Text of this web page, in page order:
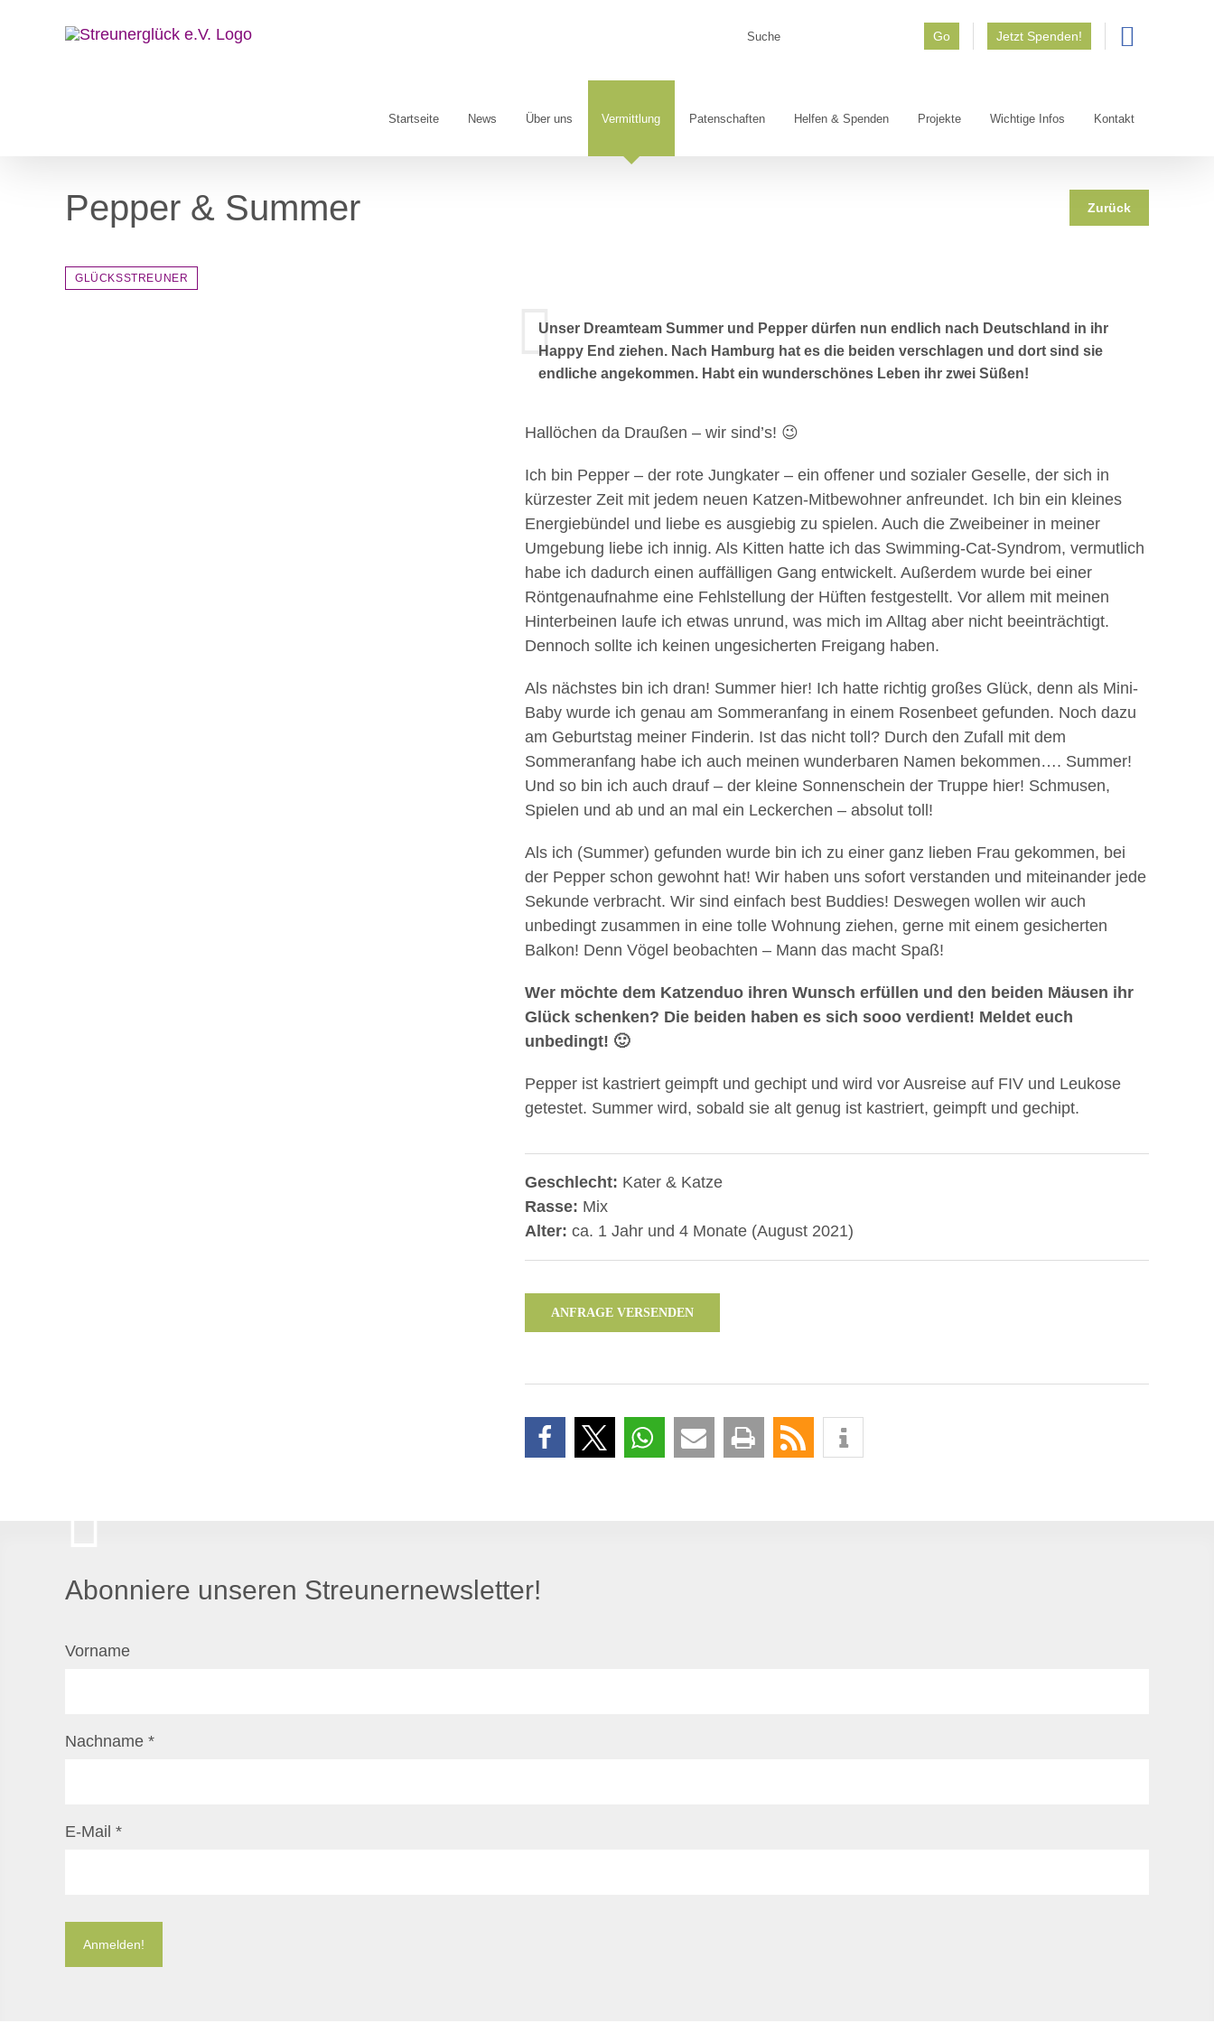
Go Jetzt Spenden!
Startseite News Über uns Vermittlung Patenschaften Helfen & Spenden Projekte Wichtige Infos Kontakt
Pepper & Summer Zurück
GLÜCKSSTREUNER
Unser Dreamteam Summer und Pepper dürfen nun endlich nach Deutschland in ihr
Happy End ziehen. Nach Hamburg hat es die beiden verschlagen und dort sind sie
endliche angekommen. Habt ein wunderschönes Leben ihr zwei Süßen!
Hallöchen da Draußen – wir sind’s! 😉
Ich bin Pepper – der rote Jungkater – ein offener und sozialer Geselle, der sich in
kürzester Zeit mit jedem neuen Katzen-Mitbewohner anfreundet. Ich bin ein kleines
Energiebündel und liebe es ausgiebig zu spielen. Auch die Zweibeiner in meiner
Umgebung liebe ich innig. Als Kitten hatte ich das Swimming-Cat-Syndrom, vermutlich
habe ich dadurch einen auffälligen Gang entwickelt. Außerdem wurde bei einer
Röntgenaufnahme eine Fehlstellung der Hüften festgestellt. Vor allem mit meinen
Hinterbeinen laufe ich etwas unrund, was mich im Alltag aber nicht beeinträchtigt.
Dennoch sollte ich keinen ungesicherten Freigang haben.
Als nächstes bin ich dran! Summer hier! Ich hatte richtig großes Glück, denn als Mini-
Baby wurde ich genau am Sommeranfang in einem Rosenbeet gefunden. Noch dazu
am Geburtstag meiner Finderin. Ist das nicht toll? Durch den Zufall mit dem
Sommeranfang habe ich auch meinen wunderbaren Namen bekommen…. Summer!
Und so bin ich auch drauf – der kleine Sonnenschein der Truppe hier! Schmusen,
Spielen und ab und an mal ein Leckerchen – absolut toll!
Als ich (Summer) gefunden wurde bin ich zu einer ganz lieben Frau gekommen, bei
der Pepper schon gewohnt hat! Wir haben uns sofort verstanden und miteinander jede
Sekunde verbracht. Wir sind einfach best Buddies! Deswegen wollen wir auch
unbedingt zusammen in eine tolle Wohnung ziehen, gerne mit einem gesicherten
Balkon! Denn Vögel beobachten – Mann das macht Spaß!
Wer möchte dem Katzenduo ihren Wunsch erfüllen und den beiden Mäusen ihr
Glück schenken? Die beiden haben es sich sooo verdient! Meldet euch
unbedingt! 🙂
Pepper ist kastriert geimpft und gechipt und wird vor Ausreise auf FIV und Leukose
getestet. Summer wird, sobald sie alt genug ist kastriert, geimpft und gechipt.
Geschlecht: Kater & Katze
Rasse: Mix
Alter: ca. 1 Jahr und 4 Monate (August 2021)
ANFRAGE VERSENDEN
Abonniere unseren Streunernewsletter!
Vorname
Nachname *
E-Mail *